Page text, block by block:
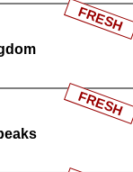
FRESH
FRESH